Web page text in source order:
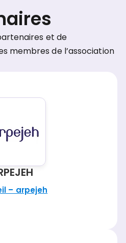
et de
membres de l’association
– arpejeh